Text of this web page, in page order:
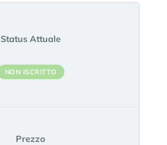
Status Attuale
NON ISCRITTO
Prezzo